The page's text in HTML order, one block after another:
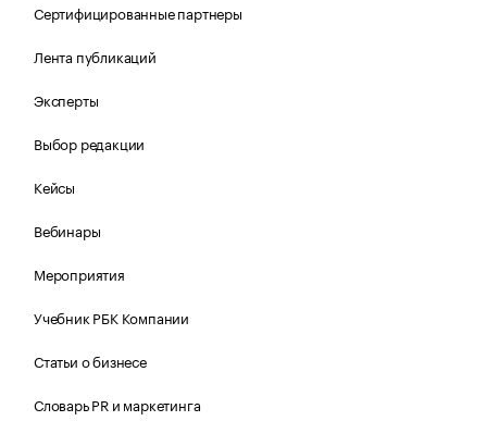
Сертифицированные партнеры
Лента публикаций
Эксперты
Выбор редакции
Кейсы
Вебинары
Мероприятия
Учебник РБК Компании
Статьи о бизнесе
Словарь PR и маркетинга